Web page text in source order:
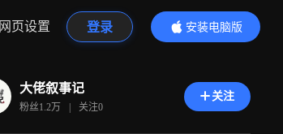
网页设置 登录
安装电脑版
内容更精彩
大佬叙事记
粉丝1.2万 | 关注0
关注